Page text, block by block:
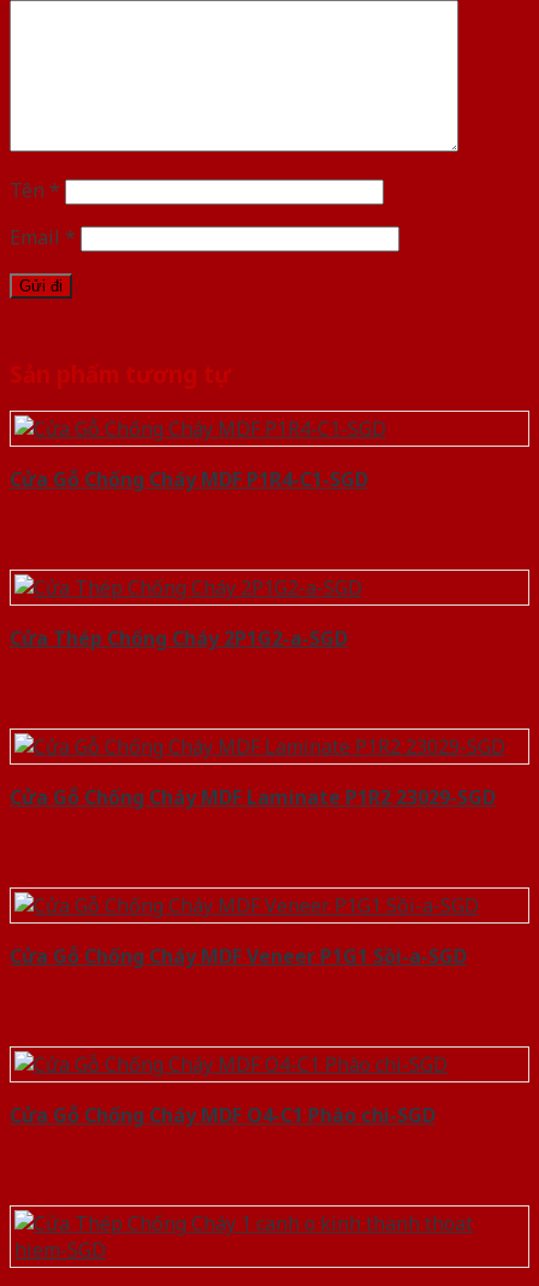
Tên *
Email *
Sản phẩm tương tự
Cửa Gỗ Chống Cháy MDF P1R4-C1-SGD
Cửa Thép Chống Cháy 2P1G2-a-SGD
Cửa Gỗ Chống Cháy MDF Laminate P1R2 23029-SGD
Cửa Gỗ Chống Cháy MDF Veneer P1G1 Sồi-a-SGD
Cửa Gỗ Chống Cháy MDF O4-C1 Phào chi-SGD